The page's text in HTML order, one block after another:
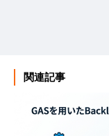
関連記事